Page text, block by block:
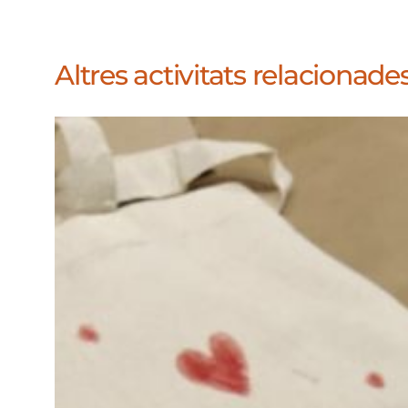
Altres activitats